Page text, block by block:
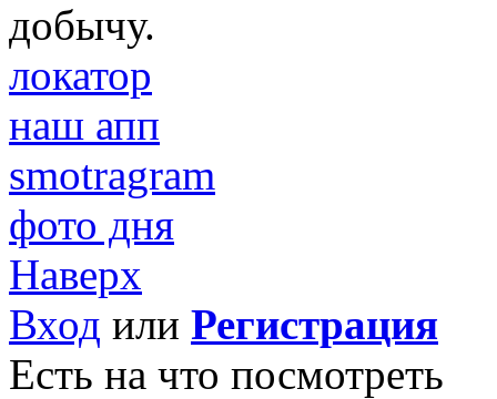
добычу.
локатор
наш апп
smotragram
фото дня
Наверх
Вход или Регистрация
Есть на что посмотреть